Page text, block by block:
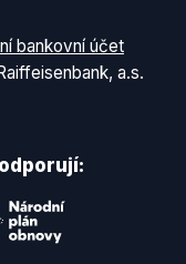
bankovní účet
a.s.